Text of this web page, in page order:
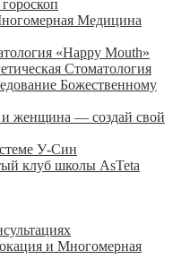
Медицина
«Happy Mouth»
Cтоматология
Божественному
женщина — создай свой
У-Син
клуб школы AsTeta
и Многомерная